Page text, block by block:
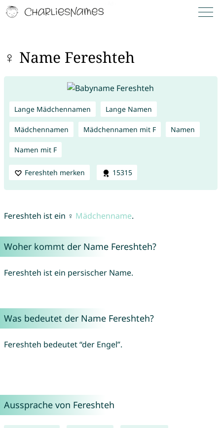
♀ Name Fereshteh
Lange Mädchennamen Lange Namen
Mädchennamen Mädchennamen mit F Namen
Namen mit F
Fereshteh merken 15315
Fereshteh ist ein ♀ Mädchenname.
Woher kommt der Name Fereshteh?
Fereshteh ist ein persischer Name.
Was bedeutet der Name Fereshteh?
Fereshteh bedeutet “der Engel”.
Aussprache von Fereshteh